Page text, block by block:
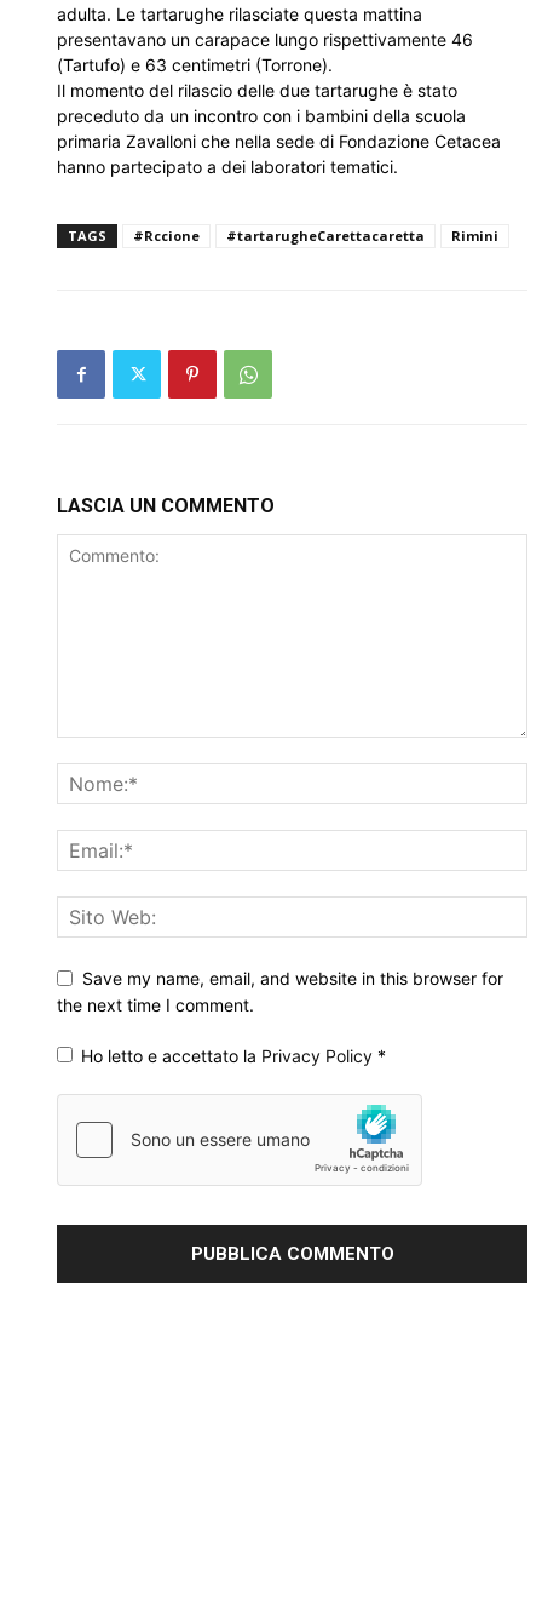
adulta. Le tartarughe rilasciate questa mattina
presentavano un carapace lungo rispettivamente 46
(Tartufo) e 63 centimetri (Torrone).
Il momento del rilascio delle due tartarughe è stato
preceduto da un incontro con i bambini della scuola
primaria Zavalloni che nella sede di Fondazione Cetacea
hanno partecipato a dei laboratori tematici.
TAGS #Rccione #tartarugheCarettacaretta Rimini
LASCIA UN COMMENTO
Save my name, email, and website in this browser for
the next time I comment.
Ho letto e accettato la Privacy Policy *